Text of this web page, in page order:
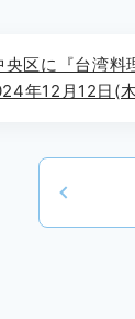
央区に『台湾料
年12月12日(